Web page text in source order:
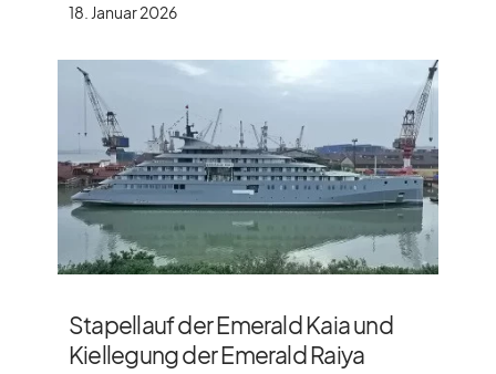
18. Januar 2026
Stapellauf der Emerald Kaia und
Kiellegung der Emerald Raiya